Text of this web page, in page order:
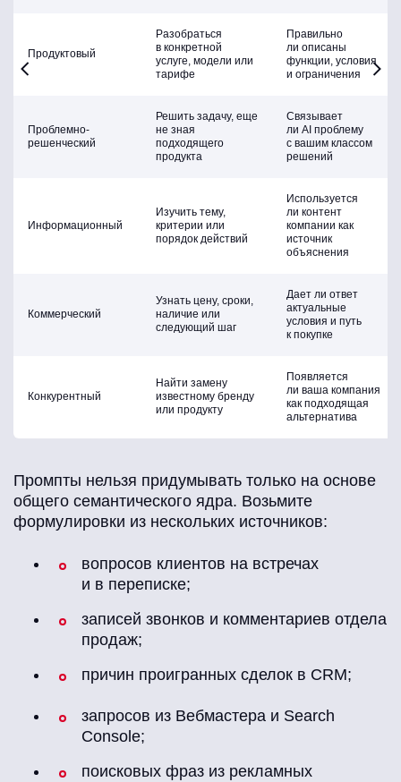
Продуктовый
Разобраться
в конкретной
услуге, модели или
тарифе
Правильно
ли описаны
функции, условия
и ограничения
Проблемно-
решенческий
Решить задачу, еще
не зная
подходящего
продукта
Связывает
ли AI проблему
с вашим классом
решений
Информационный
Изучить тему,
критерии или
порядок действий
Используется
ли контент
компании как
источник
объяснения
Коммерческий
Узнать цену, сроки,
наличие или
следующий шаг
Дает ли ответ
актуальные
условия и путь
к покупке
Конкурентный
Найти замену
известному бренду
или продукту
Появляется
ли ваша компания
как подходящая
альтернатива
Промпты нельзя придумывать только на основе
общего семантического ядра. Возьмите
формулировки из нескольких источников:
вопросов клиентов на встречах
и в переписке;
записей звонков и комментариев отдела
продаж;
причин проигранных сделок в CRM;
запросов из Вебмастера и Search
Console;
поисковых фраз из рекламных